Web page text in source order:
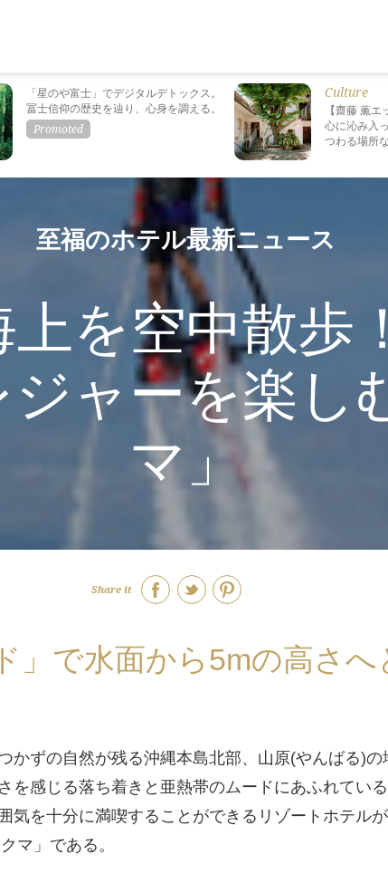
「星のや富士」でデジタルデトックス。
冨士信仰の歴史を辿り、心身を調える。
Culture
【齋藤 薫
心に沁み入
つわる場所
至福のホテル最新ニュース
上を空中散歩
ャーを楽し
マ」
Share it
」で水面から5mの高さへ
かずの自然が残る沖縄本島北部、山原(やんばる)の
を感じる落ち着きと亜熱帯のムードにあふれてい
気を十分に満喫することができるリゾートホテル
マ」である。